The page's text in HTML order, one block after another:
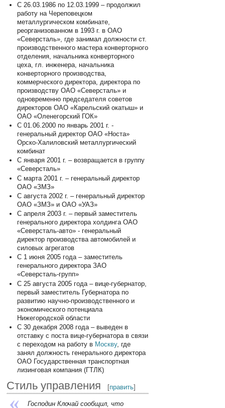
С 26.03.1986 по 12.03.1999 – продолжил
работу на Череповецком
металлургическом комбинате,
реорганизованном в 1993 г. в ОАО
«Северсталь», где занимал должности ст.
производственного мастера конверторного
отделения, начальника конверторного
цеха, гл. инженера, начальника
конверторного производства,
коммерческого директора, директора по
производству ОАО «Северсталь» и
одновременно председателя советов
директоров ОАО «Карельский окатыш» и
ОАО «Оленегорский ГОК»
С 01.06.2000 по январь 2001 г. -
генеральный директор ОАО «Носта»
Орско-Халиловский металлургический
комбинат
С января 2001 г. – возвращается в группу
«Северсталь»
С марта 2001 г. – генеральный директор
ОАО «ЗМЗ»
С августа 2002 г. – генеральный директор
ОАО «ЗМЗ» и ОАО «УАЗ»
C апреля 2003 г. – первый заместитель
генерального директора холдинга ОАО
«Северсталь-авто» - генеральный
директор производства автомобилей и
силовых агрегатов
С 1 июня 2005 года – заместитель
генерального директора ЗАО
«Северсталь-групп»
С 25 августа 2005 года – вице-губернатор,
первый заместитель Губернатора по
развитию научно-производственного и
экономического потенциала
Нижегородской области
С 30 декабря 2008 года – выведен в
отставку с поста вице-губернатора в связи
с переходом на работу в Москву, где
занял должность генерального директора
ОАО Государственная транспортная
лизинговая компания (ГТЛК)
Стиль управления [править]
Господин Клочай сообщил, что